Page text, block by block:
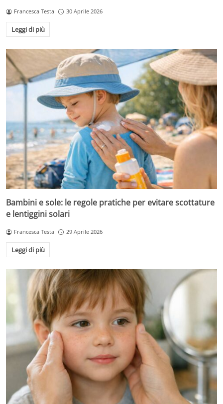
Francesca Testa 30 Aprile 2026
Leggi di più
Bambini e sole: le regole pratiche per evitare scottature
e lentiggini solari
Francesca Testa 29 Aprile 2026
Leggi di più